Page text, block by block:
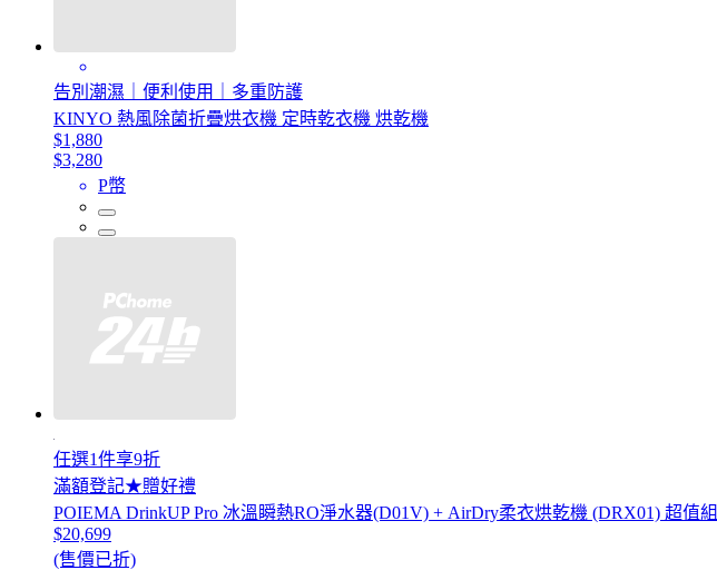
告別潮濕｜便利使用｜多重防護
KINYO 熱風除菌折疊烘衣機 定時乾衣機 烘乾機
$1,880
$3,280
P幣
任選1件享9折
滿額登記★贈好禮
POIEMA DrinkUP Pro 冰溫瞬熱RO淨水器(D01V) + AirDry柔衣烘乾機 (DRX01) 超值組
$20,699
(售價已折)